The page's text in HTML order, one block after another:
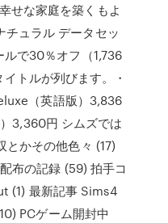
せな家庭を築くもよ
チュラル データセッ
で30％オフ（1,736
トルが列びます。・
（英語版）3,836
3,360円 シムズでは
とかその他色々 (17)
布の記録 (59) 拍手コ
(1) 最新記事 Sims4
PCゲーム開封中